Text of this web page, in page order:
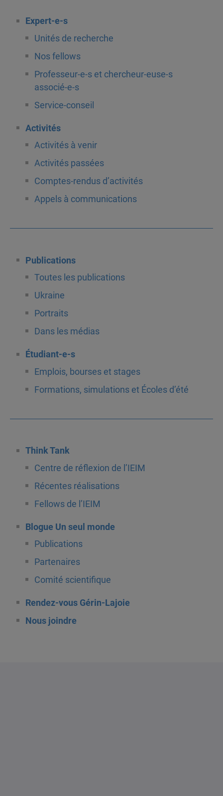
Expert-e-s
Unités de recherche
Nos fellows
Professeur-e-s et chercheur-euse-s
associé-e-s
Service-conseil
Activités
Activités à venir
Activités passées
Comptes-rendus d’activités
Appels à communications
Publications
Toutes les publications
Ukraine
Portraits
Dans les médias
Étudiant-e-s
Emplois, bourses et stages
Formations, simulations et Écoles d’été
Think Tank
Centre de réflexion de l’IEIM
Récentes réalisations
Fellows de l’IEIM
Blogue Un seul monde
Publications
Partenaires
Comité scientifique
Rendez-vous Gérin-Lajoie
Nous joindre